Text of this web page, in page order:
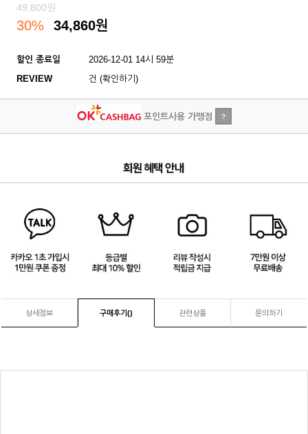
49,800원
30% 34,860원
할인 종료일
2026-12-01 14시 59분
REVIEW
건 (확인하기)
포인트사용 가맹점 ?
상세정보 구매후기() 관련상품 문의하기